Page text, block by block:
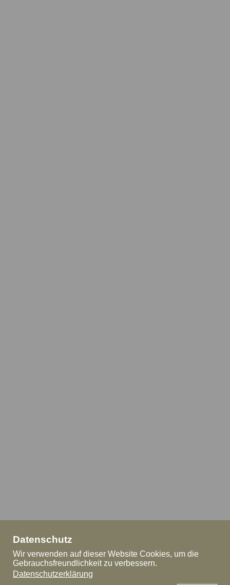
Datenschutz
Wir verwenden auf dieser Website Cookies, um die
Gebrauchsfreundlichkeit zu verbessern.
Datenschutzerklärung